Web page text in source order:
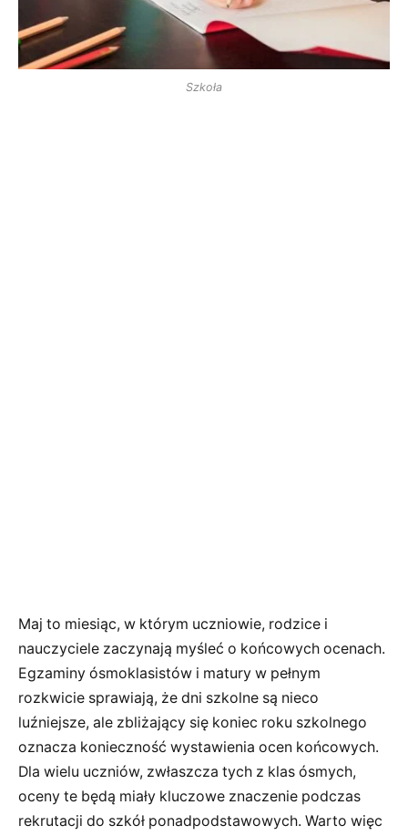
Szkoła
Maj to miesiąc, w którym uczniowie, rodzice i
nauczyciele zaczynają myśleć o końcowych ocenach.
Egzaminy ósmoklasistów i matury w pełnym
rozkwicie sprawiają, że dni szkolne są nieco
luźniejsze, ale zbliżający się koniec roku szkolnego
oznacza konieczność wystawienia ocen końcowych.
Dla wielu uczniów, zwłaszcza tych z klas ósmych,
oceny te będą miały kluczowe znaczenie podczas
rekrutacji do szkół ponadpodstawowych. Warto więc